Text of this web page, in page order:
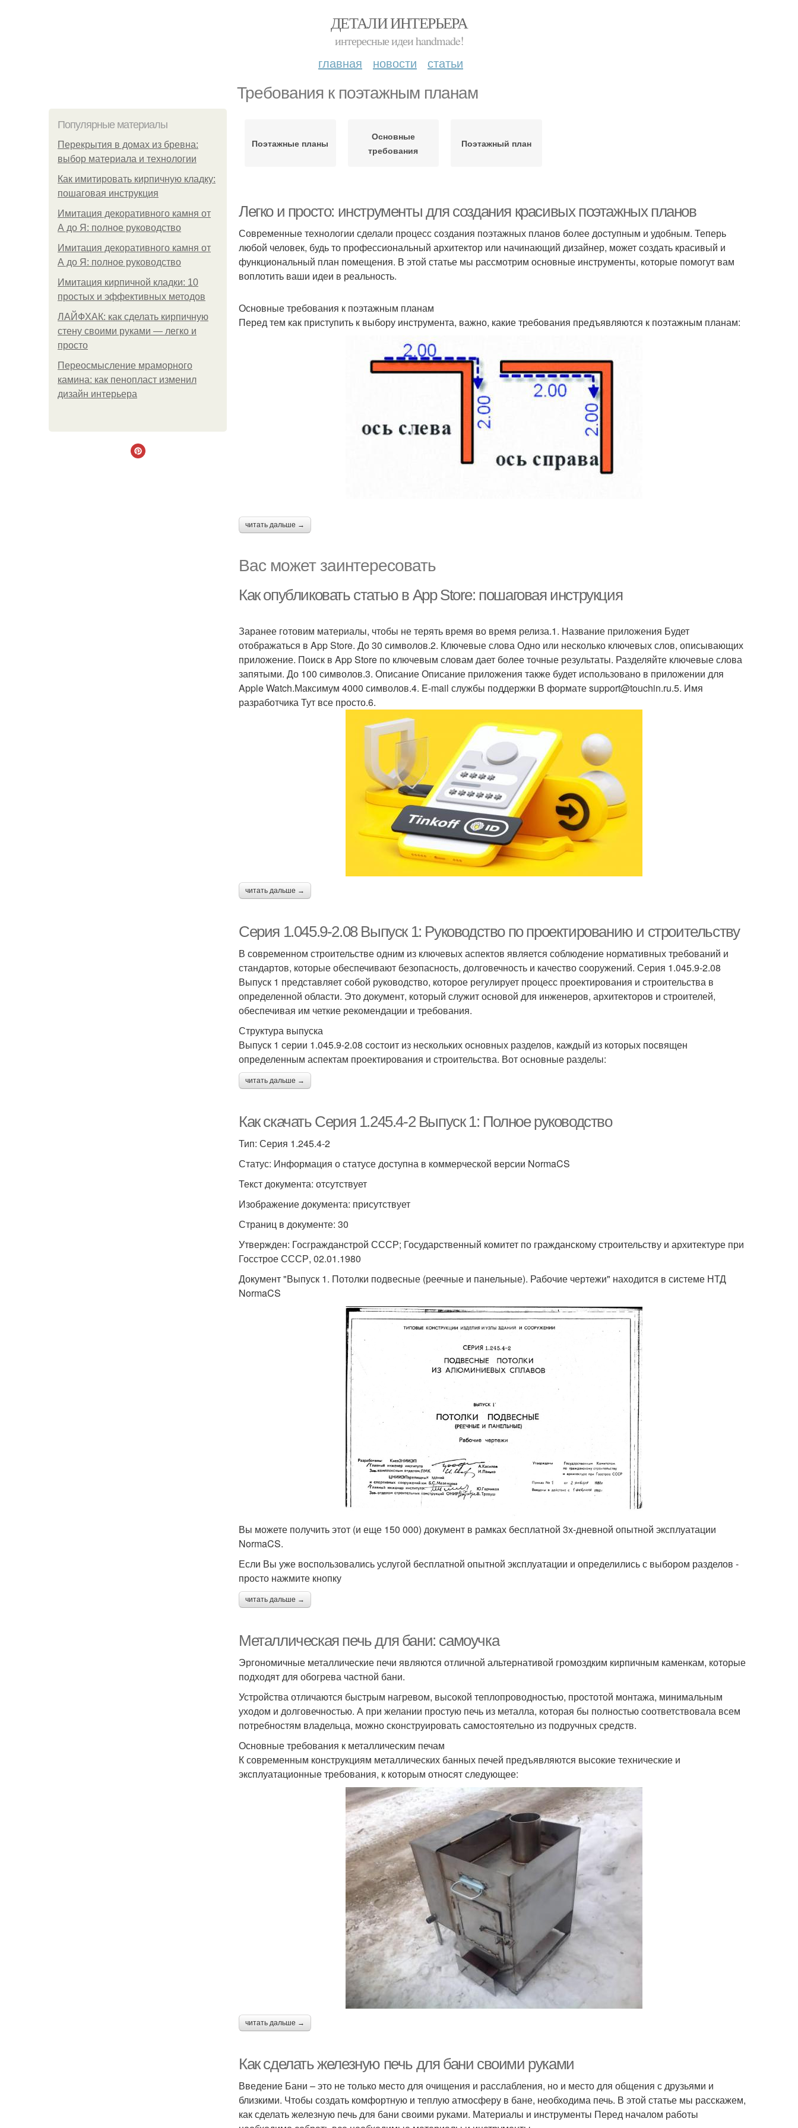
ДЕТАЛИ ИНТЕРЬЕРА
интересные идеи handmade!
главная новости статьи
Требования к поэтажным планам
Популярные материалы
Перекрытия в домах из бревна:
выбор материала и технологии
Как имитировать кирпичную кладку:
пошаговая инструкция
Имитация декоративного камня от
А до Я: полное руководство
Имитация декоративного камня от
А до Я: полное руководство
Имитация кирпичной кладки: 10
простых и эффективных методов
ЛАЙФХАК: как сделать кирпичную
стену своими руками — легко и
просто
Переосмысление мраморного
камина: как пенопласт изменил
дизайн интерьера
Поэтажные планы
Основные
требования
Поэтажный план
Легко и просто: инструменты для создания красивых поэтажных планов
Современные технологии сделали процесс создания поэтажных планов более доступным и удобным. Теперь
любой человек, будь то профессиональный архитектор или начинающий дизайнер, может создать красивый и
функциональный план помещения. В этой статье мы рассмотрим основные инструменты, которые помогут вам
воплотить ваши идеи в реальность.
Основные требования к поэтажным планам
Перед тем как приступить к выбору инструмента, важно, какие требования предъявляются к поэтажным планам:
читать дальше →
Вас может заинтересовать
Как опубликовать статью в App Store: пошаговая инструкция
Заранее готовим материалы, чтобы не терять время во время релиза.1. Название приложения Будет
отображаться в App Store. До 30 символов.2. Ключевые слова Одно или несколько ключевых слов, описывающих
приложение. Поиск в App Store по ключевым словам дает более точные результаты. Разделяйте ключевые слова
запятыми. До 100 символов.3. Описание Описание приложения также будет использовано в приложении для
Apple Watch.Максимум 4000 символов.4. E-mail службы поддержки В формате support@touchin.ru.5. Имя
разработчика Тут все просто.6.
читать дальше →
Серия 1.045.9-2.08 Выпуск 1: Руководство по проектированию и строительству
В современном строительстве одним из ключевых аспектов является соблюдение нормативных требований и
стандартов, которые обеспечивают безопасность, долговечность и качество сооружений. Серия 1.045.9-2.08
Выпуск 1 представляет собой руководство, которое регулирует процесс проектирования и строительства в
определенной области. Это документ, который служит основой для инженеров, архитекторов и строителей,
обеспечивая им четкие рекомендации и требования.
Структура выпуска
Выпуск 1 серии 1.045.9-2.08 состоит из нескольких основных разделов, каждый из которых посвящен
определенным аспектам проектирования и строительства. Вот основные разделы:
читать дальше →
Как скачать Серия 1.245.4-2 Выпуск 1: Полное руководство
Тип: Серия 1.245.4-2
Статус: Информация о статусе доступна в коммерческой версии NormaCS
Текст документа: отсутствует
Изображение документа: присутствует
Страниц в документе: 30
Утвержден: Госгражданстрой СССР; Государственный комитет по гражданскому строительству и архитектуре при
Госстрое СССР, 02.01.1980
Документ "Выпуск 1. Потолки подвесные (реечные и панельные). Рабочие чертежи" находится в системе НТД
NormaCS
Вы можете получить этот (и еще 150 000) документ в рамках бесплатной 3х-дневной опытной эксплуатации
NormaCS.
Если Вы уже воспользовались услугой бесплатной опытной эксплуатации и определились с выбором разделов -
просто нажмите кнопку
читать дальше →
Металлическая печь для бани: самоучка
Эргономичные металлические печи являются отличной альтернативой громоздким кирпичным каменкам, которые
подходят для обогрева частной бани.
Устройства отличаются быстрым нагревом, высокой теплопроводностью, простотой монтажа, минимальным
уходом и долговечностью. А при желании простую печь из металла, которая бы полностью соответствовала всем
потребностям владельца, можно сконструировать самостоятельно из подручных средств.
Основные требования к металлическим печам
К современным конструкциям металлических банных печей предъявляются высокие технические и
эксплуатационные требования, к которым относят следующее:
читать дальше →
Как сделать железную печь для бани своими руками
Введение Бани – это не только место для очищения и расслабления, но и место для общения с друзьями и
близкими. Чтобы создать комфортную и теплую атмосферу в бане, необходима печь. В этой статье мы расскажем,
как сделать железную печь для бани своими руками. Материалы и инструменты Перед началом работы